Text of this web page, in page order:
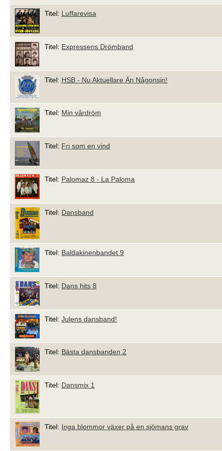
Titel: Luffarevisa
Titel: Expressens Drömband
Titel: HSB - Nu Aktuellare Än Någonsin!
Titel: Min vårdröm
Titel: Fri som en vind
Titel: Palomaz 8 - La Paloma
Titel: Dansband
Titel: Baldakinenbandet 9
Titel: Dans hits 8
Titel: Julens dansband!
Titel: Bästa dansbanden 2
Titel: Dansmix 1
Titel: Inga blommor växer på en sjömans grav